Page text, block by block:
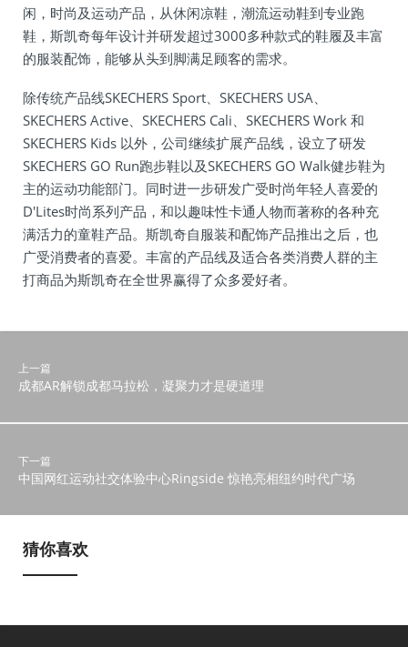
闲，时尚及运动产品，从休闲凉鞋，潮流运动鞋到专业跑
鞋，斯凯奇每年设计并研发超过3000多种款式的鞋履及丰富
的服装配饰，能够从头到脚满足顾客的需求。
除传统产品线SKECHERS Sport、SKECHERS USA、
SKECHERS Active、SKECHERS Cali、SKECHERS Work 和
SKECHERS Kids 以外，公司继续扩展产品线，设立了研发
SKECHERS GO Run跑步鞋以及SKECHERS GO Walk健步鞋为
主的运动功能部门。同时进一步研发广受时尚年轻人喜爱的
D'Lites时尚系列产品，和以趣味性卡通人物而著称的各种充
满活力的童鞋产品。斯凯奇自服装和配饰产品推出之后，也
广受消费者的喜爱。丰富的产品线及适合各类消费人群的主
打商品为斯凯奇在全世界赢得了众多爱好者。
上一篇
成都AR解锁成都马拉松，凝聚力才是硬道理
下一篇
中国网红运动社交体验中心Ringside 惊艳亮相纽约时代广场
猜你喜欢